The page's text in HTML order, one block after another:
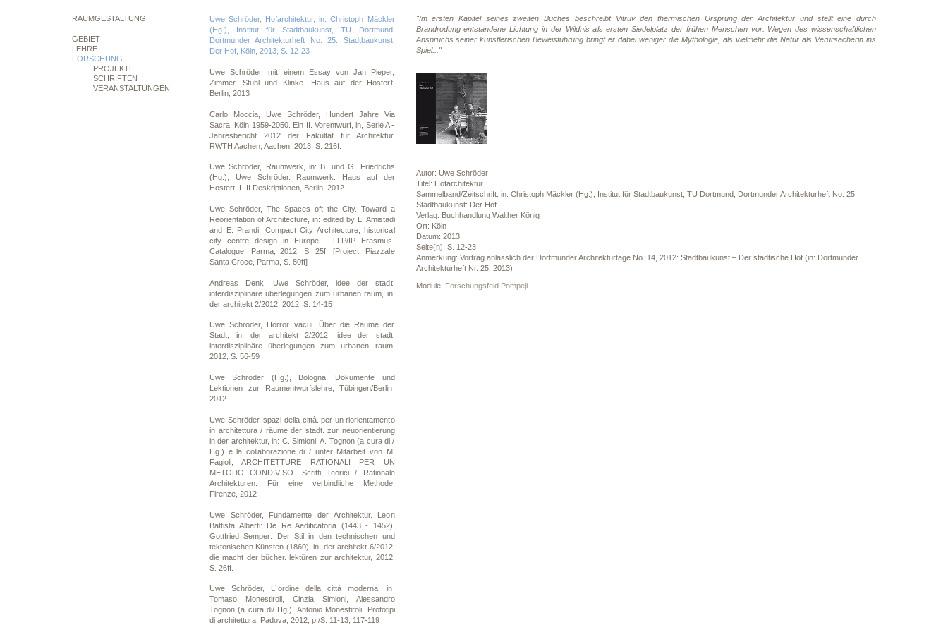
RAUMGESTALTUNG
GEBIET
LEHRE
FORSCHUNG
PROJEKTE
SCHRIFTEN
VERANSTALTUNGEN
Uwe Schröder, Hofarchitektur, in: Christoph Mäckler
(Hg.), Institut für Stadtbaukunst, TU Dortmund,
Dortmunder Architekturheft No. 25. Stadtbaukunst:
Der Hof, Köln, 2013, S. 12-23
Uwe Schröder, mit einem Essay von Jan Pieper,
Zimmer, Stuhl und Klinke. Haus auf der Hostert,
Berlin, 2013
Carlo Moccia, Uwe Schröder, Hundert Jahre Via
Sacra, Köln 1959-2050. Ein II. Vorentwurf, in, Serie A -
Jahresbericht 2012 der Fakultät für Architektur,
RWTH Aachen, Aachen, 2013, S. 216f.
Uwe Schröder, Raumwerk, in: B. und G. Friedrichs
(Hg.), Uwe Schröder. Raumwerk. Haus auf der
Hostert. I-III Deskriptionen, Berlin, 2012
Uwe Schröder, The Spaces oft the City. Toward a
Reorientation of Architecture, in: edited by L. Amistadi
and E. Prandi, Compact City Architecture, historical
city centre design in Europe - LLP/IP Erasmus,
Catalogue, Parma, 2012, S. 25f. [Project: Piazzale
Santa Croce, Parma, S. 80ff]
Andreas Denk, Uwe Schröder, idee der stadt.
interdisziplinäre überlegungen zum urbanen raum, in:
der architekt 2/2012, 2012, S. 14-15
Uwe Schröder, Horror vacui. Über die Räume der
Stadt, in: der architekt 2/2012, idee der stadt.
interdisziplinäre überlegungen zum urbanen raum,
2012, S. 56-59
Uwe Schröder (Hg.), Bologna. Dokumente und
Lektionen zur Raumentwurfslehre, Tübingen/Berlin,
2012
Uwe Schröder, spazi della città. per un riorientamento
in architettura / räume der stadt. zur neuorientierung
in der architektur, in: C. Simioni, A. Tognon (a cura di /
Hg.) e la collaborazione di / unter Mitarbeit von M.
Fagioli, ARCHITETTURE RATIONALI PER UN
METODO CONDIVISO. Scritti Teorici / Rationale
Architekturen. Für eine verbindliche Methode,
Firenze, 2012
Uwe Schröder, Fundamente der Architektur. Leon
Battista Alberti: De Re Aedificatoria (1443 - 1452).
Gottfried Semper: Der Stil in den technischen und
tektonischen Künsten (1860), in: der architekt 6/2012,
die macht der bücher. lektüren zur architektur, 2012,
S. 26ff.
Uwe Schröder, L´ordine della città moderna, in:
Tomaso Monestiroli, Cinzia Simioni, Alessandro
Tognon (a cura di/ Hg.), Antonio Monestiroli. Prototipi
di architettura, Padova, 2012, p./S. 11-13, 117-119
"Im ersten Kapitel seines zweiten Buches beschreibt Vitruv den thermischen Ursprung der Architektur und stellt eine durch
Brandrodung entstandene Lichtung in der Wildnis als ersten Siedelplatz der frühen Menschen vor. Wegen des wissenschaftlichen
Anspruchs seiner künstlerischen Beweisführung bringt er dabei weniger die Mythologie, als vielmehr die Natur als Verursacherin ins
Spiel..."
Autor: Uwe Schröder
Titel: Hofarchitektur
Sammelband/Zeitschrift: in: Christoph Mäckler (Hg.), Institut für Stadtbaukunst, TU Dortmund, Dortmunder Architekturheft No. 25.
Stadtbaukunst: Der Hof
Verlag: Buchhandlung Walther König
Ort: Köln
Datum: 2013
Seite(n): S. 12-23
Anmerkung: Vortrag anlässlich der Dortmunder Architekturtage No. 14, 2012: Stadtbaukunst – Der städtische Hof (in: Dortmunder
Architekturheft Nr. 25, 2013)
Module: Forschungsfeld Pompeji